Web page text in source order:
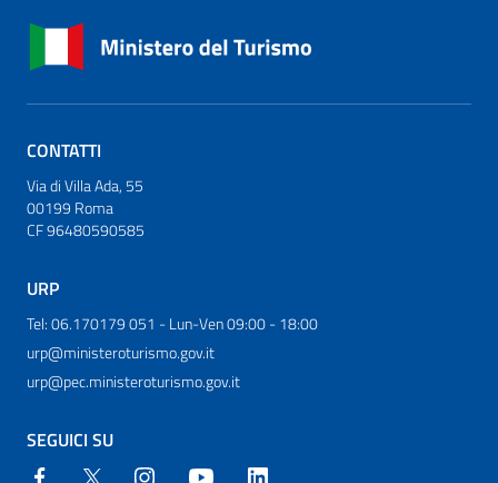
CONTATTI
Via di Villa Ada, 55
00199 Roma
CF 96480590585
URP
Tel: 06.170179 051 - Lun-Ven 09:00 - 18:00
urp@ministeroturismo.gov.it
urp@pec.ministeroturismo.gov.it
SEGUICI SU